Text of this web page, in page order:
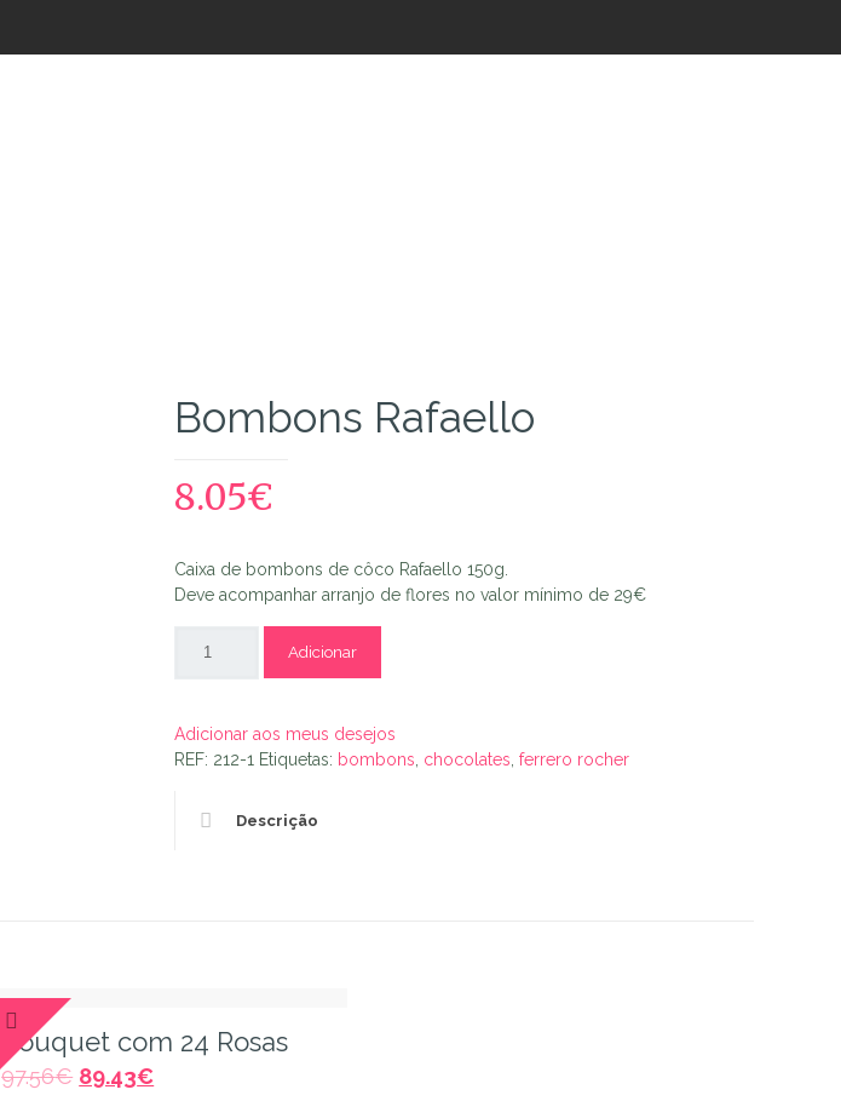
Bombons Rafaello
8.05€
Caixa de bombons de côco Rafaello 150g.
Deve acompanhar arranjo de flores no valor mínimo de 29€
Adicionar
Adicionar aos meus desejos
REF: 212-1 Etiquetas: bombons chocolates ,ferrero rocher
Descrição
Bouquet com 24 Rosas
97.56€ 89.43€